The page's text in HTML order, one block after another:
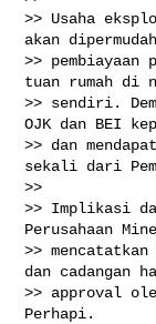
>> Usaha
akan
>>
tuan rumah di
>> sendiri.
OJK dan BEI
>> dan
sekali dari
>>
>> Implikasi
Perusahaan
>>
dan cadangan
>> approval
Perhapi.